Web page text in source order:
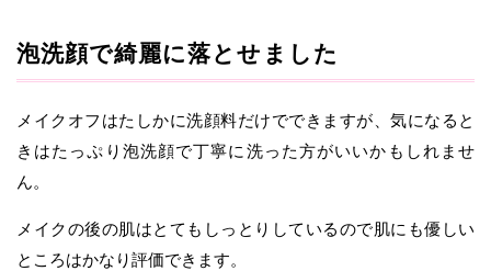
泡洗顔で綺麗に落とせました
メイクオフはたしかに洗顔料だけでできますが、気になると
きはたっぷり泡洗顔で丁寧に洗った方がいいかもしれませ
ん。
メイクの後の肌はとてもしっとりしているので肌にも優しい
ところはかなり評価できます。